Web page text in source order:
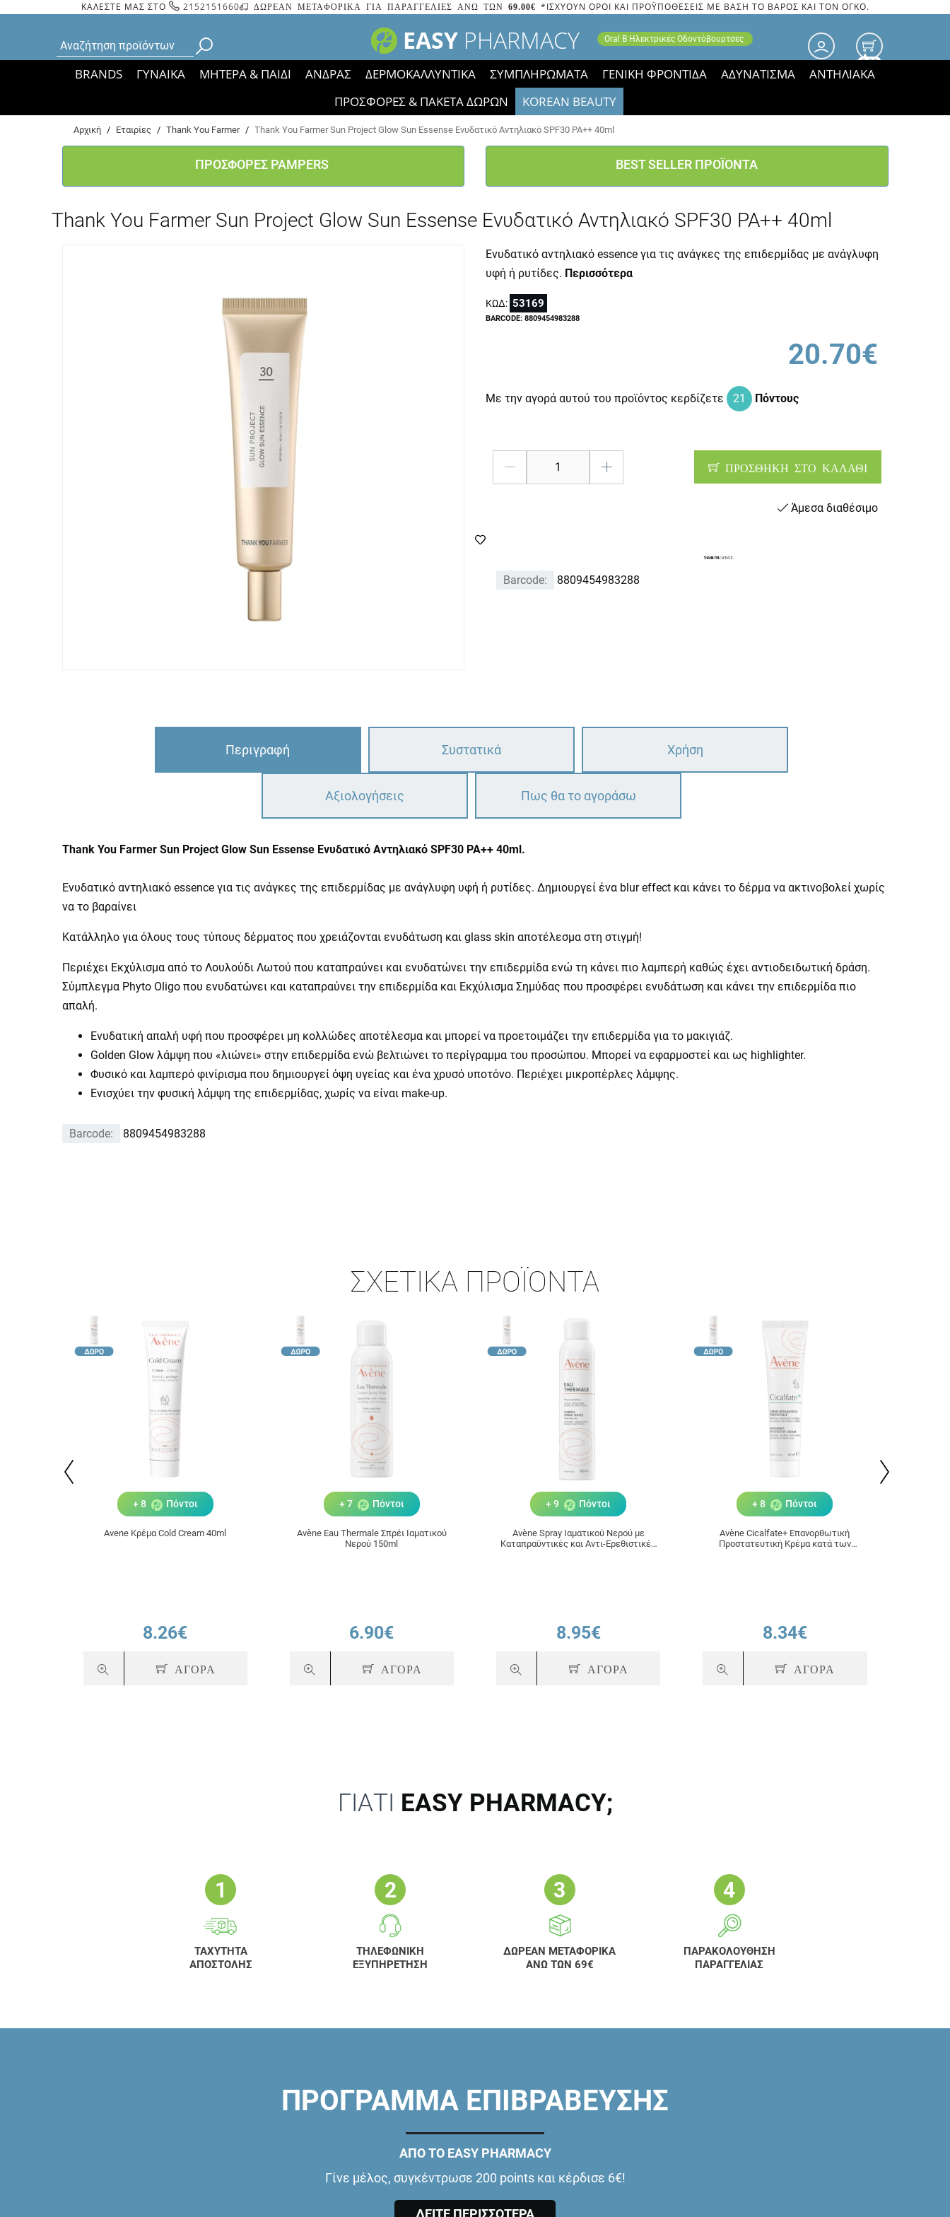
ΚΑΛΕΣΤΕ ΜΑΣ ΣΤΟ 2152151660 ΔΩΡΕΑΝ ΜΕΤΑΦΟΡΙΚΑ ΓΙΑ ΠΑΡΑΓΓΕΛΙΕΣ ΑΝΩ ΤΩΝ 69.00€ *ΙΣΧΥΟΥΝ ΟΡΟΙ ΚΑΙ ΠΡΟΫΠΟΘΕΣΕΙΣ ΜΕ ΒΑΣΗ ΤΟ ΒΑΡΟΣ ΚΑΙ ΤΟΝ ΟΓΚΟ.
EASY PHARMACY Oral B Ηλεκτρικές Οδοντόβουρτσες
0.00
BRANDS ΓΥΝΑΙΚΑ ΜΗΤΕΡΑ & ΠΑΙΔΙ ΑΝΔΡΑΣ ΔΕΡΜΟΚΑΛΛΥΝΤΙΚΑ ΣΥΜΠΛΗΡΩΜΑΤΑ ΓΕΝΙΚΗ ΦΡΟΝΤΙΔΑ ΑΔΥΝΑΤΙΣΜΑ
ΑΝΤΗΛΙΑΚΑ
ΠΡΟΣΦΟΡΕΣ & ΠΑΚΕΤΑ ΔΩΡΩΝ
KOREAN BEAUTY
Bάσει ΦΕΚ 35935/2023 τα εικονίδια των εκπτώσεων έφυγαν, οι χαμηλές μας τιμές ΠΑΡΑΜΕΝΟΥΝ!
Αρχική / Εταιρίες / Thank You Farmer / Thank You Farmer Sun Project Glow Sun Essense Ενυδατικό Αντηλιακό SPF30 PA++ 40ml
ΠΡΟΣΦΟΡΕΣ PAMPERS BEST SELLER ΠΡΟΪΟΝΤΑ
Thank You Farmer Sun Project Glow Sun Essense Ενυδατικό Αντηλιακό SPF30 PA++ 40ml
Ενυδατικό αντηλιακό essence για τις ανάγκες της επιδερμίδας με ανάγλυφη
υφή ή ρυτίδες. Περισσότερα
ΚΩΔ: 53169
BARCODE: 8809454983288
20.70€
Με την αγορά αυτού του προϊόντος κερδίζετε 21 Πόντους
ΠΡΟΣΘΗΚΗ ΣΤΟ ΚΑΛΑΘΙ
Άμεσα διαθέσιμο
Barcode: 8809454983288
Περιγραφή Συστατικά Χρήση
Αξιολογήσεις Πως θα το αγοράσω
Thank You Farmer Sun Project Glow Sun Essense Ενυδατικό Αντηλιακό SPF30 PA++ 40ml.
Ενυδατικό αντηλιακό essence για τις ανάγκες της επιδερμίδας με ανάγλυφη υφή ή ρυτίδες. Δημιουργεί ένα blur effect και κάνει το δέρμα να ακτινοβολεί χωρίς
να το βαραίνει
Κατάλληλο για όλους τους τύπους δέρματος που χρειάζονται ενυδάτωση και glass skin αποτέλεσμα στη στιγμή!
Περιέχει Εκχύλισμα από το Λουλούδι Λωτού που καταπραύνει και ενυδατώνει την επιδερμίδα ενώ τη κάνει πιο λαμπερή καθώς έχει αντιοδειδωτική δράση.
Σύμπλεγμα Phyto Oligo που ενυδατώνει και καταπραύνει την επιδερμίδα και Εκχύλισμα Σημύδας που προσφέρει ενυδάτωση και κάνει την επιδερμίδα πιο
απαλή.
Ενυδατική απαλή υφή που προσφέρει μη κολλώδες αποτέλεσμα και μπορεί να προετοιμάζει την επιδερμίδα για το μακιγιάζ.
Golden Glow λάμψη που «λιώνει» στην επιδερμίδα ενώ βελτιώνει το περίγραμμα του προσώπου. Μπορεί να εφαρμοστεί και ως highlighter.
Φυσικό και λαμπερό φινίρισμα που δημιουργεί όψη υγείας και ένα χρυσό υποτόνο. Περιέχει μικροπέρλες λάμψης.
Ενισχύει την φυσική λάμψη της επιδερμίδας, χωρίς να είναι make-up.
Barcode: 8809454983288
ΣΧΕΤΙΚΆ ΠΡΟΪΌΝΤΑ
+ 8 Πόντοι
Avene Κρέμα Cold Cream 40ml
8.26€
ΑΓΟΡΑ
+ 7 Πόντοι
Avène Eau Thermale Σπρέι Ιαματικού
Νερού 150ml
6.90€
ΑΓΟΡΑ
+ 9 Πόντοι
Avène Spray Ιαματικού Νερού με
Καταπραϋντικές και Αντι-Ερεθιστικές
8.95€
ΑΓΟΡΑ
+ 8 Πόντοι
Avène Cicalfate+ Επανορθωτική
Προστατευτική Κρέμα κατά των
8.34€
ΑΓΟΡΑ
ΓΙΑΤΙ EASY PHARMACY;
ΤΑΧΥΤΗΤΑ
ΑΠΟΣΤΟΛΗΣ
ΤΗΛΕΦΩΝΙΚΗ
ΕΞΥΠΗΡΕΤΗΣΗ
ΔΩΡΕΑΝ ΜΕΤΑΦΟΡΙΚΑ
ΑΝΩ ΤΩΝ 69€
ΠΑΡΑΚΟΛΟΥΘΗΣΗ
ΠΑΡΑΓΓΕΛΙΑΣ
ΠΡΟΓΡΑΜΜΑ ΕΠΙΒΡΑΒΕΥΣΗΣ
ΑΠΟ ΤΟ EASY PHARMACY
Γίνε μέλος, συγκέντρωσε 200 points και κέρδισε 6€!
ΔΕΙΤΕ ΠΕΡΙΣΣΟΤΕΡΑ